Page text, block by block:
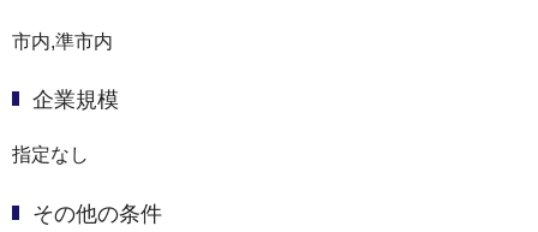
市内,準市内
企業規模
指定なし
その他の条件